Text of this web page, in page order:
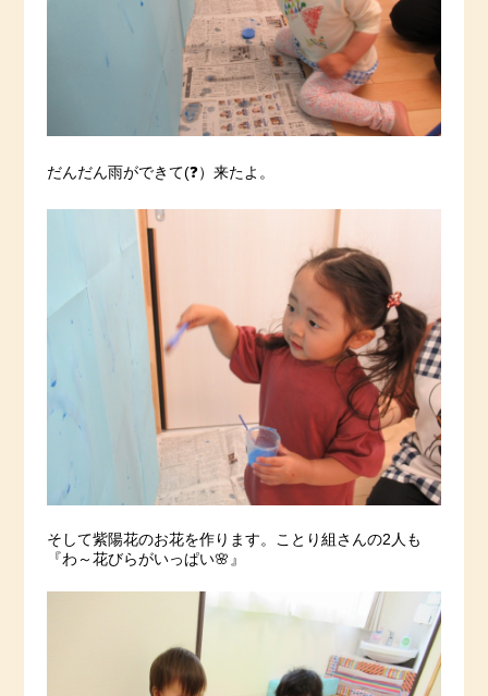
だんだん雨ができて(❓）来たよ。
そして紫陽花のお花を作ります。ことり組さんの2人も
『わ～花びらがいっぱい🌸』